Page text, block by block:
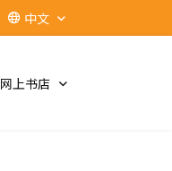
Cart中文
网上书店